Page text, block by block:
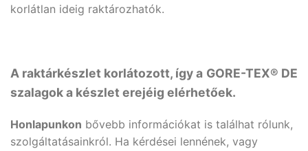
korlátlan ideig raktározhatók.
A raktárkészlet korlátozott, így a GORE-TEX® DE
szalagok a készlet erejéig elérhetőek.
Honlapunkon bővebb információkat is találhat rólunk,
szolgáltatásainkról. Ha kérdései lennének, vagy